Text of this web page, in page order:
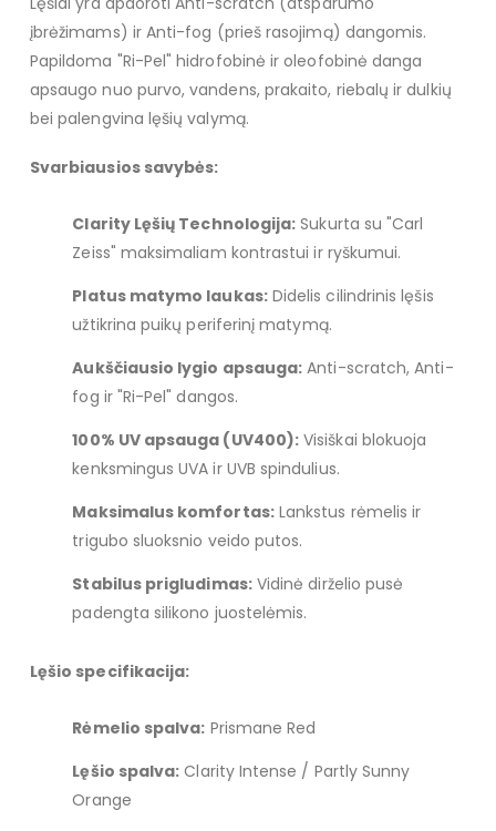
įbrėžimams) ir Anti-fog (prieš rasojimą) dangomis.
Papildoma "Ri-Pel" hidrofobinė ir oleofobinė danga
apsaugo nuo purvo, vandens, prakaito, riebalų ir dulkių
bei palengvina lęšių valymą.
Svarbiausios savybės:
Clarity Lęšių Technologija: Sukurta su "Carl
Zeiss" maksimaliam kontrastui ir ryškumui.
Platus matymo laukas:Didelis cilindrinis lęšis
užtikrina puikų periferinį matymą.
Aukščiausio lygio apsauga: Anti-scratch, Anti-
fog ir "Ri-Pel" dangos.
100% UV apsauga (UV400): Visiškai blokuoja
kenksmingus UVA ir UVB spindulius.
Maksimalus komfortas:Lankstus rėmelis ir
trigubo sluoksnio veido putos.
Stabilus prigludimas:Vidinė dirželio pusė
padengta silikono juostelėmis.
Lęšio specifikacija:
Rėmelio spalva: Prismane Red
Lęšio spalva: Clarity Intense / Partly Sunny
Orange